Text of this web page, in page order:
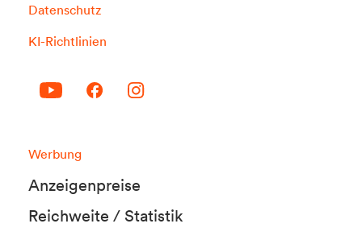
Datenschutz
KI-Richtlinien
Werbung
Anzeigenpreise
Reichweite / Statistik